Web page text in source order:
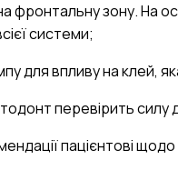
зону. На
системи;
для впливу на клей,
перевірить силу
пацієнтові щодо